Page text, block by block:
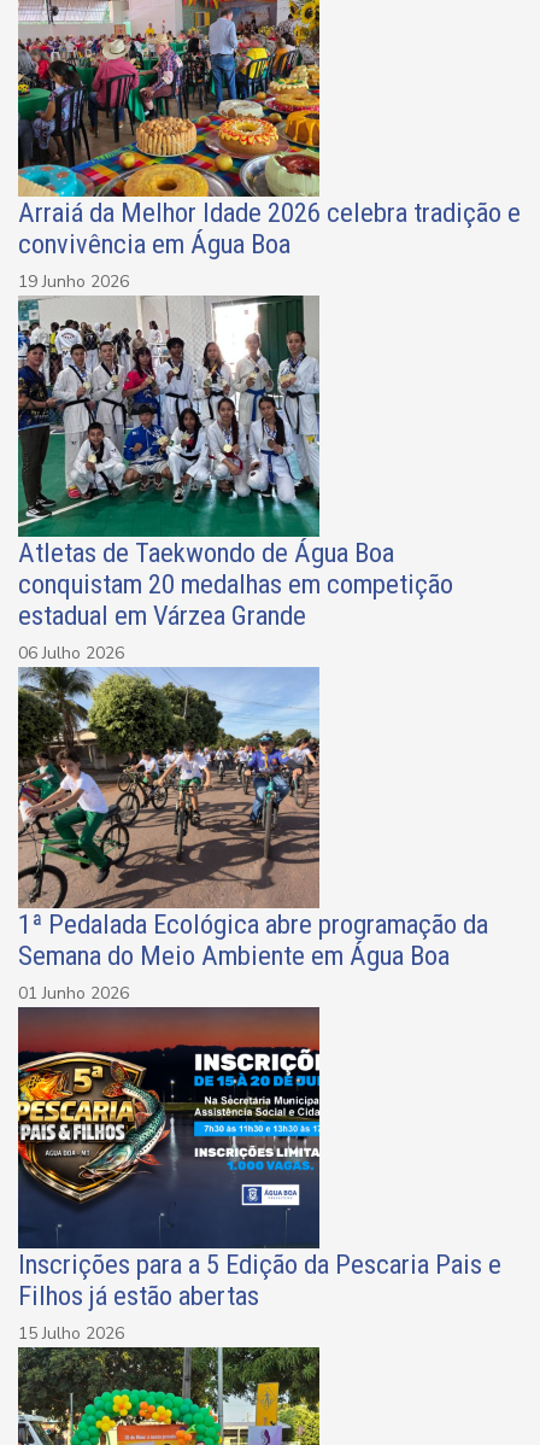
Arraiá da Melhor Idade 2026 celebra tradição e
convivência em Água Boa
19 Junho 2026
Atletas de Taekwondo de Água Boa
conquistam 20 medalhas em competição
estadual em Várzea Grande
06 Julho 2026
1ª Pedalada Ecológica abre programação da
Semana do Meio Ambiente em Água Boa
01 Junho 2026
Inscrições para a 5 Edição da Pescaria Pais e
Filhos já estão abertas
15 Julho 2026